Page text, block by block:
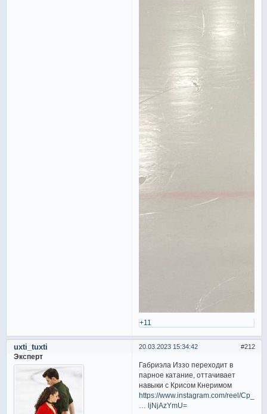
+11
212
20.03.2023 15:34:42
uxti_tuxti
Эксперт
Габриэла Иззо переходит в
парное катание, оттачивает
навыки с Крисом Кнеримом
https://www.instagram.com/reel/
… ljNjAzYmU=